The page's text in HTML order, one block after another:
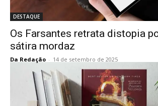
DESTAQUE
Os Farsantes retrata distopia
sátira mordaz
Da Redação - 14 de setembro de 2025